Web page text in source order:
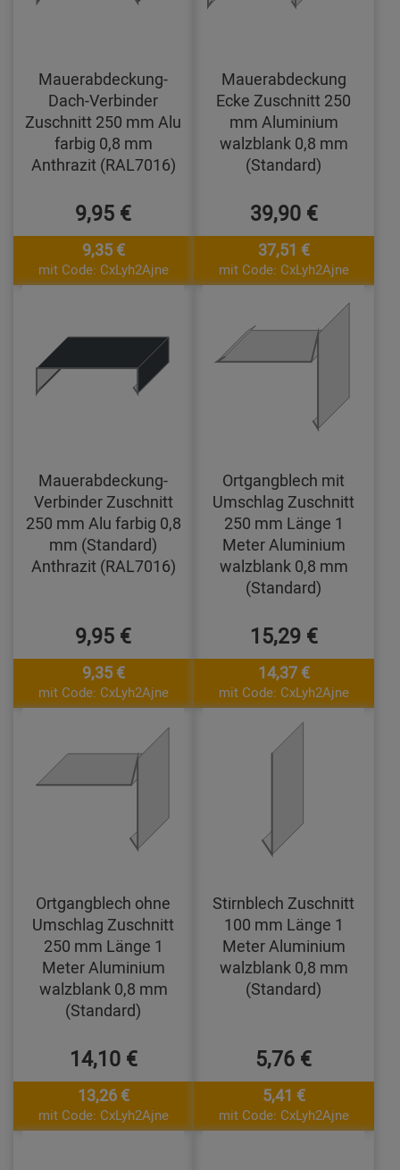
Mauerabdeckung-
Dach-Verbinder
Zuschnitt 250 mm Alu
farbig 0,8 mm
Anthrazit (RAL7016)
9,95 €
9,35 €
mit Code: CxLyh2Ajne
Mauerabdeckung
Ecke Zuschnitt 250
mm Aluminium
walzblank 0,8 mm
(Standard)
39,90 €
37,51 €
mit Code: CxLyh2Ajne
Mauerabdeckung-
Verbinder Zuschnitt
250 mm Alu farbig 0,8
mm (Standard)
Anthrazit (RAL7016)
9,95 €
9,35 €
mit Code: CxLyh2Ajne
Ortgangblech mit
Umschlag Zuschnitt
250 mm Länge 1
Meter Aluminium
walzblank 0,8 mm
(Standard)
15,29 €
14,37 €
mit Code: CxLyh2Ajne
Ortgangblech ohne
Umschlag Zuschnitt
250 mm Länge 1
Meter Aluminium
walzblank 0,8 mm
(Standard)
14,10 €
13,26 €
mit Code: CxLyh2Ajne
Stirnblech Zuschnitt
100 mm Länge 1
Meter Aluminium
walzblank 0,8 mm
(Standard)
5,76 €
5,41 €
mit Code: CxLyh2Ajne